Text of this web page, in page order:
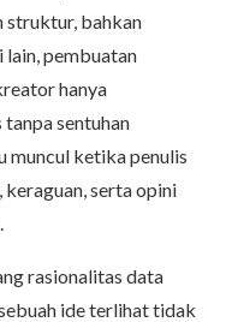
struktur, bahkan
lain, pembuatan
hanya
sentuhan
muncul ketika penulis
keraguan, serta opini
rasionalitas data
ide terlihat tidak